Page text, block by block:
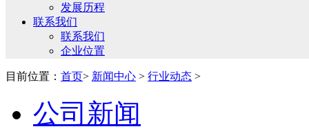
发展历程
联系我们
联系我们
企业位置
目前位置： 首页> 新闻中心 > 行业动态 >
公司新闻